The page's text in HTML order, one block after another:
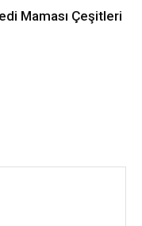
Maması Çeşitleri